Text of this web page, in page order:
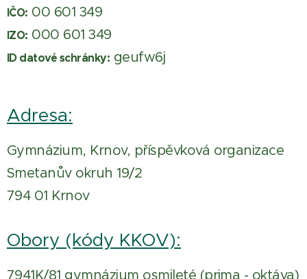
IČO: 00 601 349
IZO: 000 601 349
ID datové schránky: geufw6j
Adresa:
Gymnázium, Krnov, příspěvková organizace
Smetanův okruh 19/2
794 01 Krnov
Obory (kódy KKOV):
7941K/81 gymnázium osmileté (prima - oktáva)